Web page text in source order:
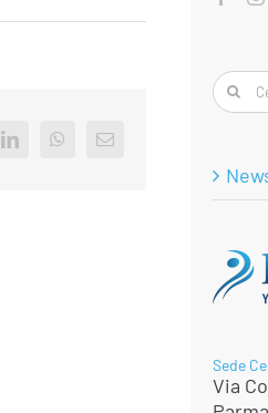
LinkedInWhatsApp
Email
Cerca
per:
Sede
Via